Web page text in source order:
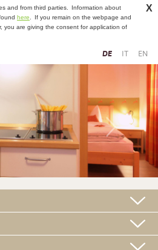
X
and from third parties.
Information about
here
If you remain on the webpage and
you are giving the consent for application of
DE IT EN